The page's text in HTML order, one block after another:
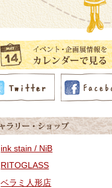
ink stain / NiB
RITOGLASS
ベラミ人形店